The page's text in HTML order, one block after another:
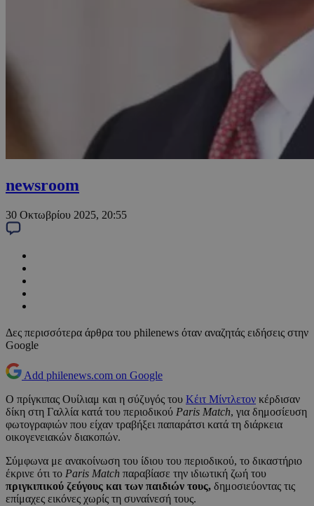
newsroom
30 Οκτωβρίου 2025, 20:55
Δες περισσότερα άρθρα του philenews όταν αναζητάς ειδήσεις στην
Google
Add philenews.com on Google
Ο πρίγκιπας Ουίλιαμ και η σύζυγός του Κέιτ Μίντλετον κέρδισαν
δίκη στη Γαλλία κατά του περιοδικού Paris Match, για δημοσίευση
φωτογραφιών που είχαν τραβήξει παπαράτσι κατά τη διάρκεια
οικογενειακών διακοπών.
Σύμφωνα με ανακοίνωση του ίδιου του περιοδικού, το δικαστήριο
έκρινε ότι το Paris Match παραβίασε την ιδιωτική ζωή του
πριγκιπικού ζεύγους και των παιδιών τους, δημοσιεύοντας τις
επίμαχες εικόνες χωρίς τη συναίνεσή τους.